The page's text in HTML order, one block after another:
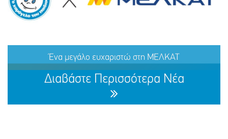
ΜΟΙΡΑΣΟΥ
ΤΟ
ΔΡΑΣΕ
ΤΩΡΑ
Ένα μεγάλο ευχαριστώ στη ΜΕΛΚΑΤ
Διαβάστε Περισσότερα Νέα